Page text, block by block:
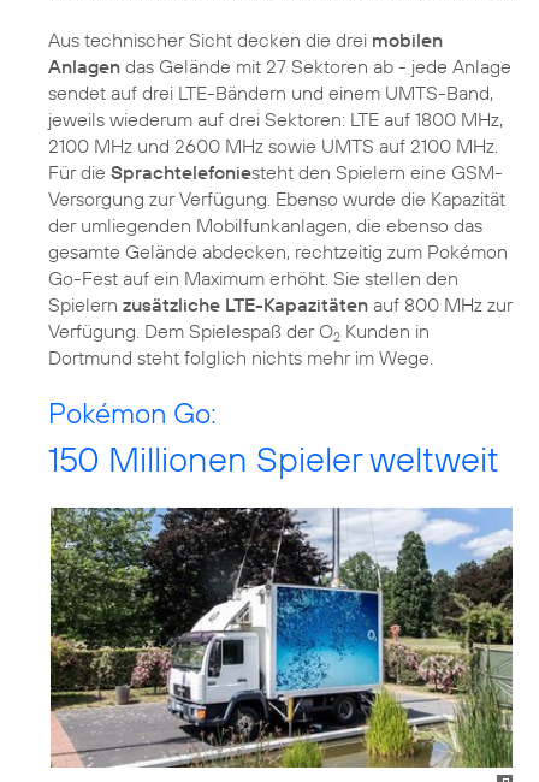
Aus technischer Sicht decken die drei mobilen
Anlagen das Gelände mit 27 Sektoren ab - jede Anlage
sendet auf drei LTE-Bändern und einem UMTS-Band,
jeweils wiederum auf drei Sektoren: LTE auf 1800 MHz,
2100 MHz und 2600 MHz sowie UMTS auf 2100 MHz.
Für die Sprachtelefoniesteht den Spielern eine GSM-
Versorgung zur Verfügung. Ebenso wurde die Kapazität
der umliegenden Mobilfunkanlagen, die ebenso das
gesamte Gelände abdecken, rechtzeitig zum Pokémon
Go-Fest auf ein Maximum erhöht. Sie stellen den
Spielern zusätzliche LTE-Kapazitäten auf 800 MHz zur
Verfügung. Dem Spielespaß der O2 Kunden in
Dortmund steht folglich nichts mehr im Wege.
Pokémon Go:
150 Millionen Spieler weltweit